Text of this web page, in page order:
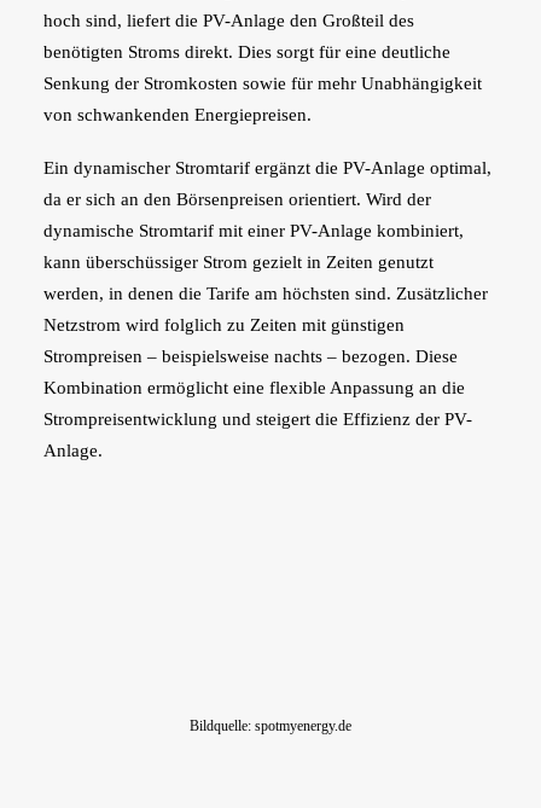
Bildquelle: spotmyenergy.de
hoch sind, liefert die PV-Anlage den Großteil des
benötigten Stroms direkt. Dies sorgt für eine deutliche
Senkung der Stromkosten sowie für mehr Unabhängigkeit
von schwankenden Energiepreisen.
Ein dynamischer Stromtarif ergänzt die PV-Anlage optimal,
da er sich an den Börsenpreisen orientiert. Wird der
dynamische Stromtarif mit einer PV-Anlage kombiniert,
kann überschüssiger Strom gezielt in Zeiten genutzt
werden, in denen die Tarife am höchsten sind. Zusätzlicher
Netzstrom wird folglich zu Zeiten mit günstigen
Strompreisen – beispielsweise nachts – bezogen. Diese
Kombination ermöglicht eine flexible Anpassung an die
Strompreisentwicklung und steigert die Effizienz der PV-
Anlage.